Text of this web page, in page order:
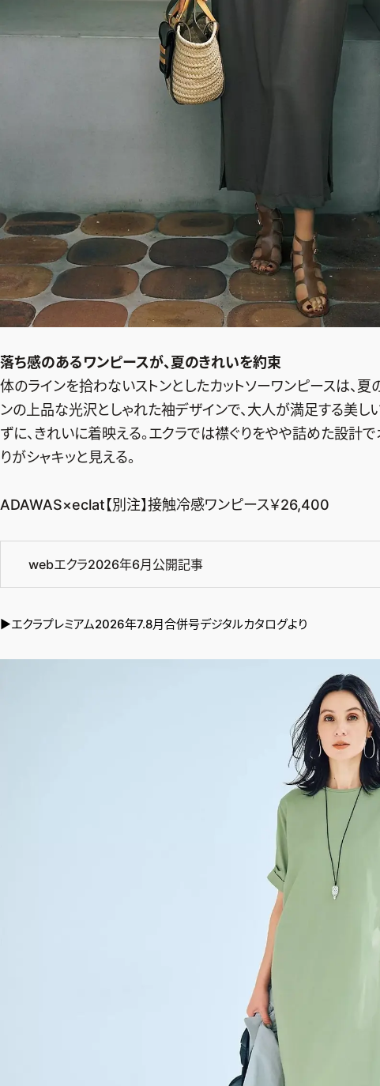
落ち感のあるワンピースが、夏のきれいを約束
体のラインを拾わないストンとしたカットソーワンピースは、夏
ンの上品な光沢としゃれた袖デザインで、大人が満足する美し
ずに、きれいに着映える。エクラでは襟ぐりをやや詰めた設計
りがシャキッと見える。
ADAWAS×eclat【別注】接触冷感ワンピース￥26,400
webエクラ2026年6月公開記事
▶︎エクラプレミアム2026年7.8月合併号デジタルカタログより